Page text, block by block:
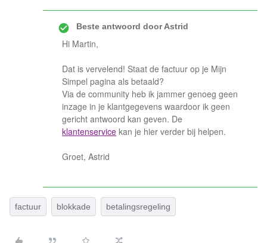
Beste antwoord doorAstrid
Hi Martin,
Dat is vervelend! Staat de factuur op je Mijn
Simpel pagina als betaald?
Via de community heb ik jammer genoeg geen
inzage in je klantgegevens waardoor ik geen
gericht antwoord kan geven. De
klantenservice kan je hier verder bij helpen.
Groet, Astrid
factuur blokkade betalingsregeling